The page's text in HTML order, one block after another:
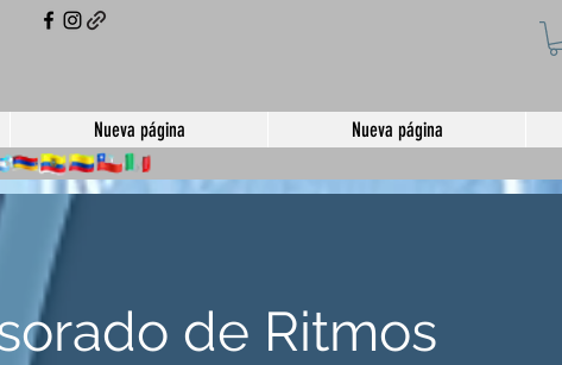
Nueva página Nueva página
de Ritmos